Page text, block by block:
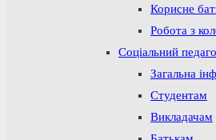
Корисне
Робота з
Соціальний
Загальна
Студентам
Викладачам